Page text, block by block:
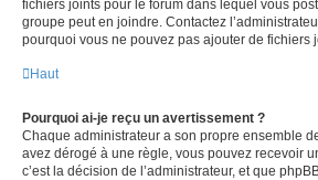
fichiers joints pour le forum dans lequel vous
groupe peut en joindre. Contactez
pourquoi vous ne pouvez pas ajouter de fichiers
Haut
Pourquoi ai-je reçu un avertissement ?
Chaque administrateur a son propre ensemble
avez dérogé à une règle, vous pouvez recevoir
c’est la décision de l’administrateur, et que